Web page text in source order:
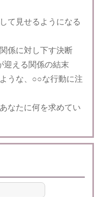
て見せるようになる
係に対し下す決断
える関係の結末
うな、○○な行動に注
なたに何を求めてい